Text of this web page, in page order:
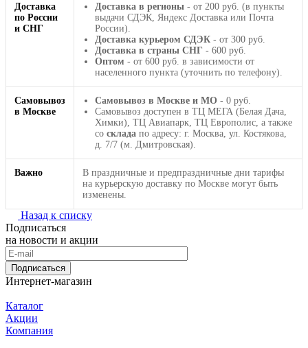
Доставка
по России
и СНГ
Доставка в регионы - от 200 руб. (в пункты
выдачи СДЭК, Яндекс Доставка или Почта
России).
Доставка курьером СДЭК - от 300 руб.
Доставка в страны СНГ - 600 руб.
Оптом - от 600 руб. в зависимости от
населенного пункта (уточнить по телефону).
Самовывоз
в Москве
Самовывоз в Москве и МО - 0 руб.
Самовывоз доступен в ТЦ МЕГА (Белая Дача,
Химки), ТЦ Авиапарк, ТЦ Европолис, а также
со склада по адресу: г. Москва, ул. Костякова,
д. 7/7 (м. Дмитровская).
Важно
В праздничные и предпраздничные дни тарифы
на курьерскую доставку по Москве могут быть
изменены.
Назад к списку
Подписаться
на новости и акции
Подписаться
Интернет-магазин
Каталог
Акции
Компания